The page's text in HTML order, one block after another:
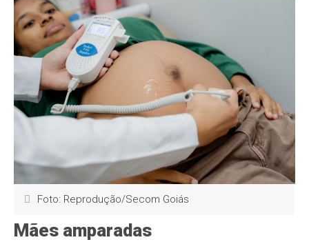
Foto: Reprodução/Secom Goiás
Mães amparadas